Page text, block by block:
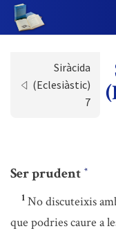
Siràcida
(Eclesiàstic)
7
Ser prudent *
1 No discuteixis
que podries caure a